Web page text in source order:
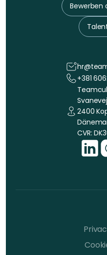
Bewerben
+381
2400
CVR: